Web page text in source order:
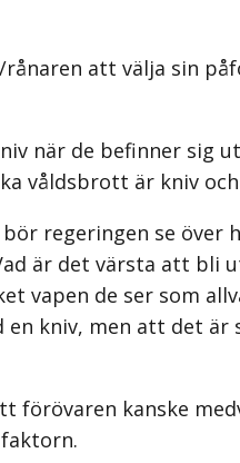
att välja sin
när de befinner
våldsbrott är kniv
regeringen se
är det värsta att
vapen de ser som
kniv, men att det
förövaren kanske